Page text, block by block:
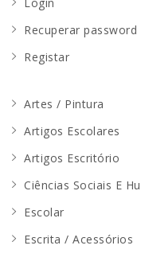
Recuperar password
Registar
Artes / Pintura
Artigos Escolares
Artigos Escritório
Ciências Sociais E
Escolar
Escrita / Acessórios